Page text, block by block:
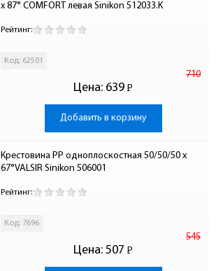
x 87° COMFORT левая Sinikon 512033.K
Рейтинг:
Код: 62501
Цена:
710
639 Р
-
Добавить в корзину
Крестовина PP одноплоскостная 50/50/50 x
67°VALSIR Sinikon 506001
Рейтинг:
Код: 7696
Цена:
545
507 Р
-